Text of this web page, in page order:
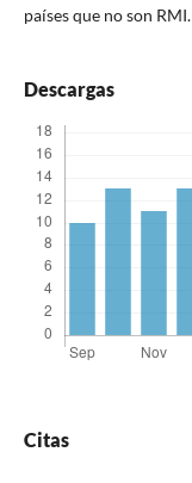
países que no son RMI.
Descargas
Citas